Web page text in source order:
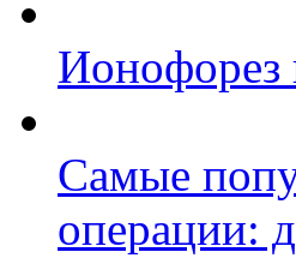
Ионофорез
Самые
операции: